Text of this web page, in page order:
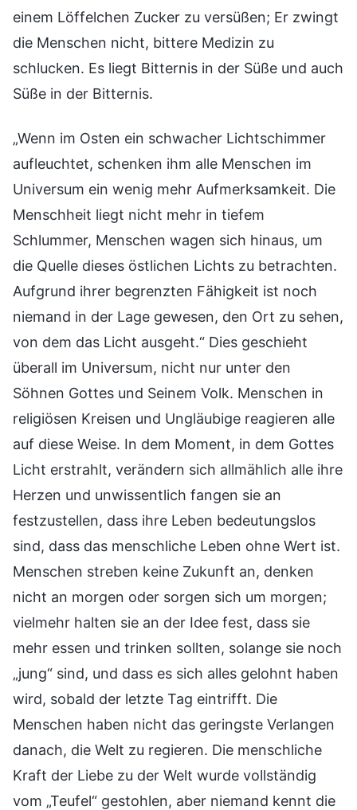
einem Löffelchen Zucker zu versüßen; Er zwingt
die Menschen nicht, bittere Medizin zu
schlucken. Es liegt Bitternis in der Süße und auch
Süße in der Bitternis.
„Wenn im Osten ein schwacher Lichtschimmer
aufleuchtet, schenken ihm alle Menschen im
Universum ein wenig mehr Aufmerksamkeit. Die
Menschheit liegt nicht mehr in tiefem
Schlummer, Menschen wagen sich hinaus, um
die Quelle dieses östlichen Lichts zu betrachten.
Aufgrund ihrer begrenzten Fähigkeit ist noch
niemand in der Lage gewesen, den Ort zu sehen,
von dem das Licht ausgeht.“ Dies geschieht
überall im Universum, nicht nur unter den
Söhnen Gottes und Seinem Volk. Menschen in
religiösen Kreisen und Ungläubige reagieren alle
auf diese Weise. In dem Moment, in dem Gottes
Licht erstrahlt, verändern sich allmählich alle ihre
Herzen und unwissentlich fangen sie an
festzustellen, dass ihre Leben bedeutungslos
sind, dass das menschliche Leben ohne Wert ist.
Menschen streben keine Zukunft an, denken
nicht an morgen oder sorgen sich um morgen;
vielmehr halten sie an der Idee fest, dass sie
mehr essen und trinken sollten, solange sie noch
„jung“ sind, und dass es sich alles gelohnt haben
wird, sobald der letzte Tag eintrifft. Die
Menschen haben nicht das geringste Verlangen
danach, die Welt zu regieren. Die menschliche
Kraft der Liebe zu der Welt wurde vollständig
vom „Teufel“ gestohlen, aber niemand kennt die